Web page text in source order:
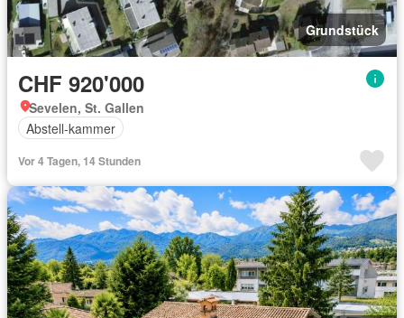
Grundstück
CHF 920'000
Sevelen, St. Gallen
Abstell-kammer
Vor 4 Tagen, 14 Stunden